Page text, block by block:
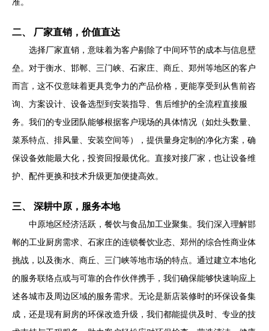
二、 厂家直销，价值直达
选择厂家直销，意味着为客户剔除了中间环节的成本与信息壁
垒。对于衡水、邯郸、三门峡、石家庄、商丘、郑州等地区的客户
而言，这不仅意味着更具竞争力的产品价格，更能享受到从售前咨
询、方案设计、设备选型到安装指导、售后维护的全流程直接服
务。我们的专业团队能够根据客户现场的具体情况（如灶头数量、
菜系特点、排风量、安装空间等），提供量身定制的净化方案，确
保设备效能最大化，投资回报最优化。直接对接厂家，也让设备维
护、配件更换和技术升级更加便捷高效。
三、 深耕中原，服务本地
中原地区经济活跃，餐饮与食品加工业聚集。我们深入理解邯
郸的工业厨房需求、石家庄的连锁餐饮业态、郑州的综合性商业体
挑战，以及衡水、商丘、三门峡等地市场的特点。通过建立本地化
的服务联络点或与可靠的合作伙伴携手，我们确保能够快速响应上
述各城市及周边区域的服务需求。无论是新店装修时的环保设备集
成，还是现有厨房的环保改造升级，我们都能提供及时、专业的技